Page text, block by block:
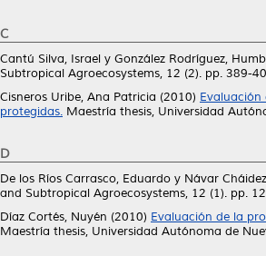
C
Cantú Silva, Israel y González Rodríguez,
Subtropical Agroecosystems, 12 (2). pp. 389-
Cisneros Uribe, Ana Patricia (2010) Evaluación
protegidas. Maestría thesis, Universidad
D
De los Ríos Carrasco, Eduardo y Návar
and Subtropical Agroecosystems, 12 (1). pp.
Díaz Cortés, Nuyén (2010) Evaluación de la
Maestría thesis, Universidad Autónoma de